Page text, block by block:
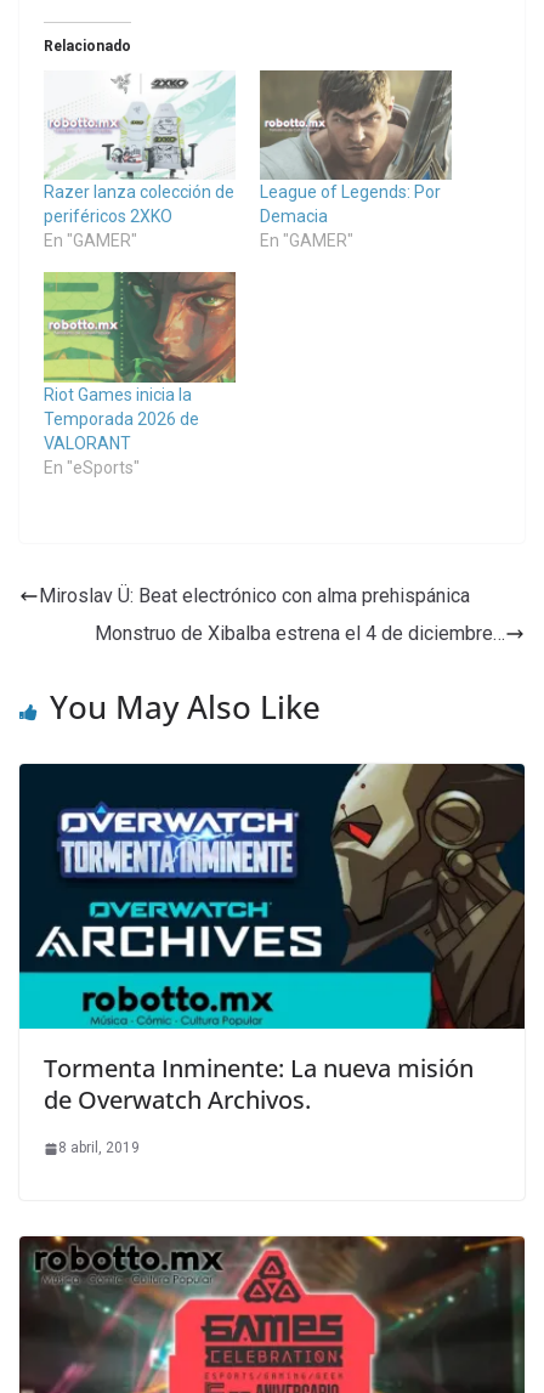
Relacionado
Razer lanza colección de
periféricos 2XKO
En "GAMER"
League of Legends: Por
Demacia
En "GAMER"
Riot Games inicia la
Temporada 2026 de
VALORANT
En "eSports"
Miroslav Ü: Beat electrónico con alma prehispánica
Monstruo de Xibalba estrena el 4 de diciembre…
You May Also Like
Tormenta Inminente: La nueva misión
de Overwatch Archivos.
8 abril, 2019